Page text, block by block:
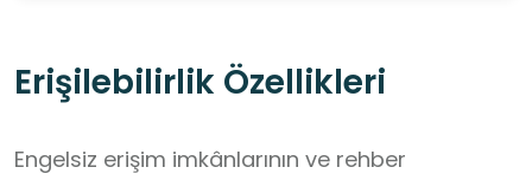
Erişilebilirlik Özellikleri
Engelsiz erişim imkânlarının ve rehber